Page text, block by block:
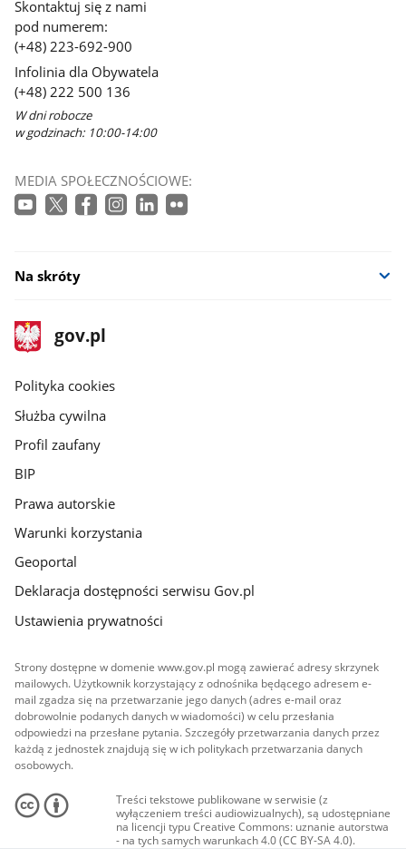
Skontaktuj się z nami
pod numerem:
(+48) 223-692-900
Infolinia dla Obywatela
(+48) 222 500 136
W dni robocze
w godzinach: 10:00-14:00
MEDIA SPOŁECZNOŚCIOWE:
Na skróty
stopka
gov.pl
Strona
gov.pl
gov.pl
Polityka cookies
Służba cywilna
Profil zaufany
BIP
Prawa autorskie
Warunki korzystania
Geoportal
Deklaracja dostępności serwisu Gov.pl
Ustawienia prywatności
Strony dostępne w domenie www.gov.pl mogą zawierać adresy skrzynek
mailowych. Użytkownik korzystający z odnośnika będącego adresem e-
mail zgadza się na przetwarzanie jego danych (adres e-mail oraz
dobrowolnie podanych danych w wiadomości) w celu przesłania
odpowiedzi na przesłane pytania. Szczegóły przetwarzania danych przez
każdą z jednostek znajdują się w ich politykach przetwarzania danych
osobowych.
Treści tekstowe publikowane w serwisie (z
wyłączeniem treści audiowizualnych), są udostępniane
na licencji typu Creative Commons: uznanie autorstwa
- na tych samych warunkach 4.0 (CC BY-SA 4.0).
Materiały audiowizualne, w tym zdjęcia, materiały